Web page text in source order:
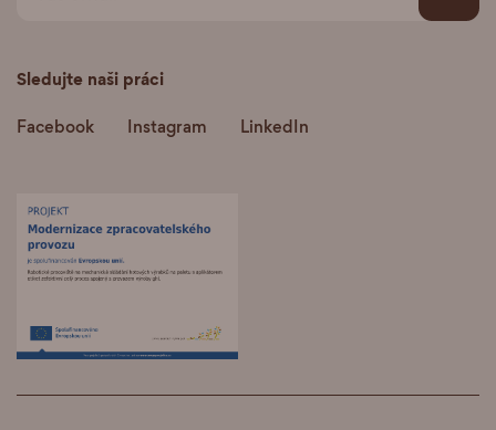
Sledujte naši práci
Facebook Instagram LinkedIn